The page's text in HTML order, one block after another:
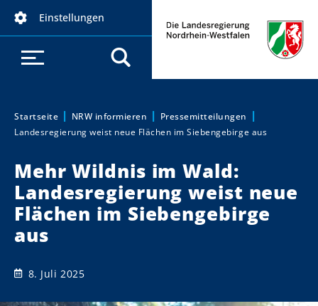
Einstellungen
Sie sind hier:
Startseite NRW informieren
Pressemitteilungen
Landesregierung weist neue Flächen im Siebengebirge aus
Mehr Wildnis im Wald:
Landesregierung weist neue
Flächen im Siebengebirge
aus
8. Juli 2025